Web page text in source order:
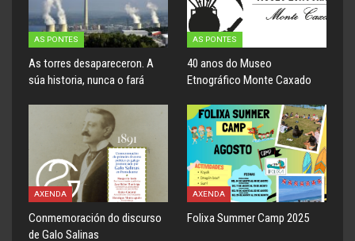
AS PONTES
As torres desapareceron. A
súa historia, nunca o fará
AS PONTES
40 anos do Museo
Etnográfico Monte Caxado
AXENDA
Conmemoración do discurso
de Galo Salinas
AXENDA
Folixa Summer Camp 2025